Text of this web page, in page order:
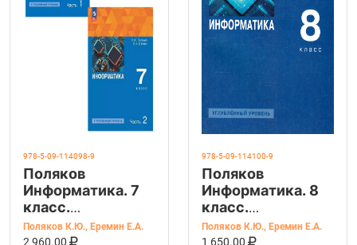
978-5-09-114098-9
Поляков
Информатика. 7
класс.
Углубленный
уровень. В 2 ч
Поляков К.Ю., Еремин Е.А.
2 960.00
В КОРЗИНУ
978-5-09-114100-9
Поляков
Информатика. 8
класс.
Углубленный
уровень. Учебное
Поляков К.Ю., Еремин Е.А.
1 650.00
В КОРЗИНУ